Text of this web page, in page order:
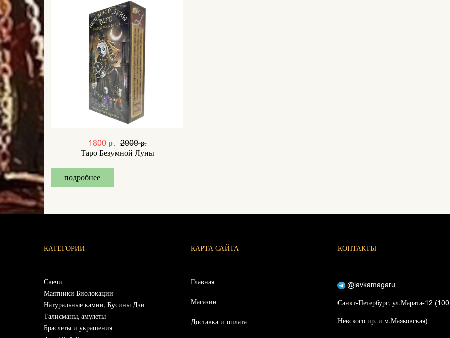
1800 р. 2000 р.
Таро Безумной Луны
подробнее
КАТЕГОРИИ
Свечи
Маятники Биолокации
Натуральные камни, Бусины Дзи
Талисманы, амулеты
Браслеты и украшения
КАРТА САЙТА
Главная
Магазин
Доставка и оплата
КОНТАКТЫ
@lavkamagaru
Санкт-Петербург, ул.Марата-12
Невского пр. и м.Маяковская)